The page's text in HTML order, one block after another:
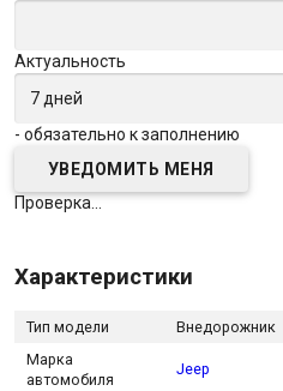
Актуальность
- обязательно к заполнению
Проверка...
Характеристики
Тип модели
Внедорожник
Марка
автомобиля
Jeep